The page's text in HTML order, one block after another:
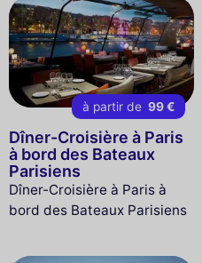
à partir de 99 €
Dîner-Croisière à Paris
à bord des Bateaux
Parisiens
Dîner-Croisière à Paris à
bord des Bateaux Parisiens